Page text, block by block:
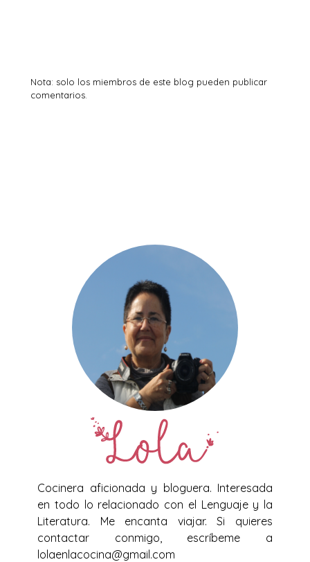
Nota: solo los miembros de este blog pueden publicar
comentarios.
Cocinera aficionada y bloguera. Interesada
en todo lo relacionado con el Lenguaje y la
Literatura. Me encanta viajar. Si quieres
contactar conmigo, escríbeme a
lolaenlacocina@gmail.com